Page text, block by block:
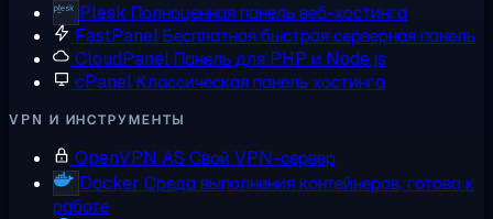
Plesk Полноценная панель веб-хостинга
FastPanelБесплатная быстрая серверная панель
CloudPanel Панель для PHP и Node.js
cPanelКлассическая панель хостинга
VPN И ИНСТРУМЕНТЫ
OpenVPN AS Свой VPN-сервер
Docker Среда выполнения контейнеров, готова к
работе